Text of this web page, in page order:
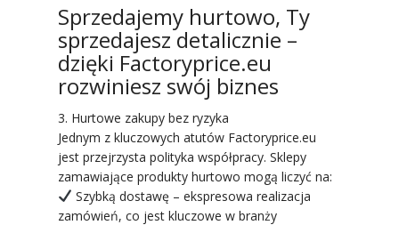
Sprzedajemy hurtowo, Ty
sprzedajesz detalicznie –
dzięki Factoryprice.eu
rozwiniesz swój biznes
3. Hurtowe zakupy bez ryzyka
Jednym z kluczowych atutów Factoryprice.eu
jest przejrzysta polityka współpracy. Sklepy
zamawiające produkty hurtowo mogą liczyć na:
Szybką dostawę – ekspresowa realizacja
zamówień, co jest kluczowe w branży